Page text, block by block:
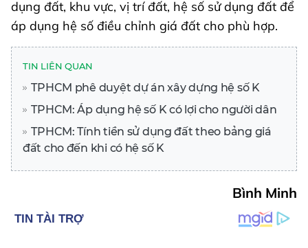
dụng đất, khu vực, vị trí đất, hệ số sử dụng đất để
áp dụng hệ số điều chỉnh giá đất cho phù hợp.
TIN LIÊN QUAN
TPHCM phê duyệt dự án xây dựng hệ số K
TPHCM: Áp dụng hệ số K có lợi cho người dân
TPHCM: Tính tiền sử dụng đất theo bảng giá
đất cho đến khi có hệ số K
Bình Minh